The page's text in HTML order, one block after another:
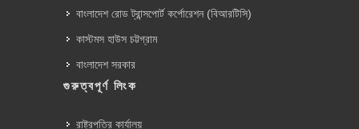
বাংলাদেশ রোড ট্রান্সপোর্ট কর্পোরেশন (বিআরটিসি)
কাস্টমস হাউস চট্টগ্রাম
বাংলাদেশ সরকার
গুরুত্বপূর্ণ লিংক
রাষ্ট্রপতির কার্যালয়